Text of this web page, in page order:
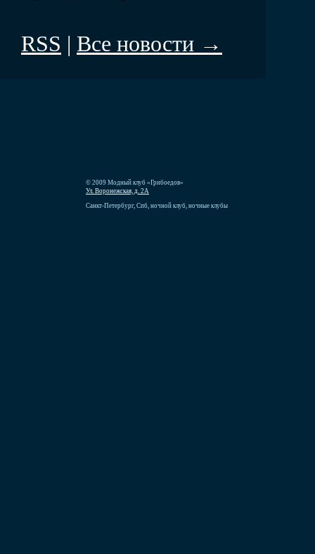
RSS | Все новости →
© 2009 Модный клуб «Грибоедов»
Ул. Воронежская, д. 2А
Санкт-Петербург, Спб, ночной клуб, ночные клубы